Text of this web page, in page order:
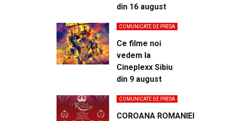
din 16 august
COMUNICATE DE PRESA
Ce filme noi
vedem la
Cineplexx Sibiu
din 9 august
COMUNICATE DE PRESA
COROANA ROMANIEI